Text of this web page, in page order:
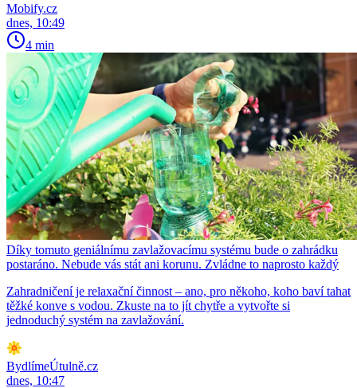
Mobify.cz
dnes, 10:49
4 min
Díky tomuto geniálnímu zavlažovacímu systému bude o zahrádku
postaráno. Nebude vás stát ani korunu. Zvládne to naprosto každý
Zahradničení je relaxační činnost – ano, pro někoho, koho baví tahat
těžké konve s vodou. Zkuste na to jít chytře a vytvořte si
jednoduchý systém na zavlažování.
BydlímeÚtulně.cz
dnes, 10:47